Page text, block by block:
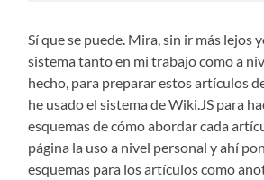
Sí que se puede. Mira, sin ir más lejos
sistema tanto en mi trabajo como a
hecho, para preparar estos artículos
he usado el sistema de Wiki.JS para
esquemas de cómo abordar cada
página la uso a nivel personal y ahí
esquemas para los artículos como